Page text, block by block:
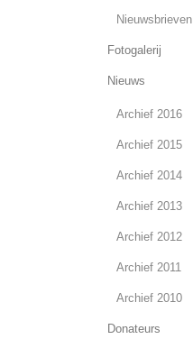
Nieuwsbrieven
Fotogalerij
Nieuws
Archief 2016
Archief 2015
Archief 2014
Archief 2013
Archief 2012
Archief 2011
Archief 2010
Donateurs